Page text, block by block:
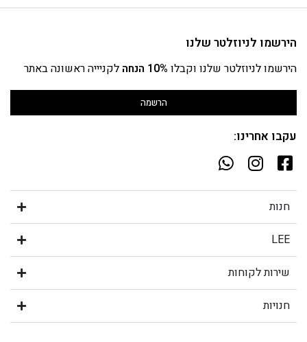
הירשמו לניוזלטר שלנו
הירשמו לניוזלטר שלנו וקבלו 10% הנחה לקניייה ראשונה באתר
הרשמה
עקבו אחרינו:
חנות
LEE
שירות לקוחות
חנויות